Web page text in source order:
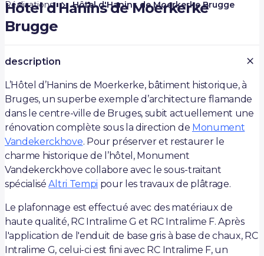
Réalisations Hôtel d'Hanins de Moerkerke Brugge
Hôtel d'Hanins de Moerkerke
Brugge
description
L’Hôtel d’Hanins de Moerkerke, bâtiment historique, à
Bruges, un superbe exemple d’architecture flamande
dans le centre-ville de Bruges, subit actuellement une
rénovation complète sous la direction de Monument
Vandekerckhove. Pour préserver et restaurer le
charme historique de l’hôtel, Monument
Vandekerckhove collabore avec le sous-traitant
spécialiséAltri Tempi pour les travaux de plâtrage.
Le plafonnage est effectué avec des matériaux de
haute qualité, RC Intralime G et RC Intralime F. Après
l'application de l'enduit de base gris à base de chaux, RC
Intralime G, celui-ci est fini avec RC Intralime F, un